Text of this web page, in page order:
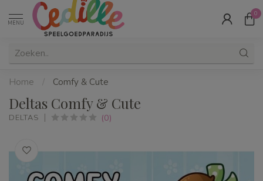
MENU
0
Home / Comfy & Cute
Deltas Comfy & Cute
DELTAS (0)